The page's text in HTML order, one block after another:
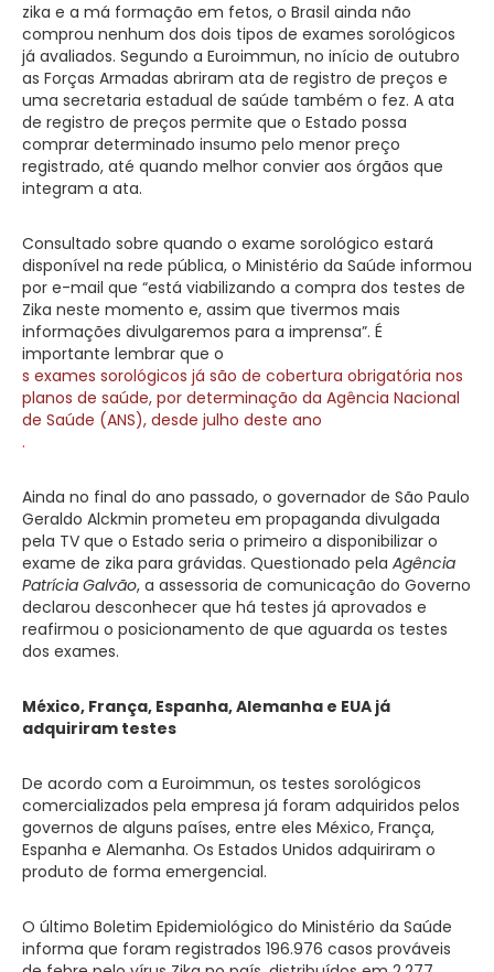
zika e a má formação em fetos, o Brasil ainda não
comprou nenhum dos dois tipos de exames sorológicos
já avaliados. Segundo a Euroimmun, no início de outubro
as Forças Armadas abriram ata de registro de preços e
uma secretaria estadual de saúde também o fez. A ata
de registro de preços permite que o Estado possa
comprar determinado insumo pelo menor preço
registrado, até quando melhor convier aos órgãos que
integram a ata.
Consultado sobre quando o exame sorológico estará
disponível na rede pública, o Ministério da Saúde informou
por e-mail que “está viabilizando a compra dos testes de
Zika neste momento e, assim que tivermos mais
informações divulgaremos para a imprensa”. É
importante lembrar que o
s exames sorológicos já são de cobertura obrigatória nos
planos de saúde, por determinação da Agência Nacional
de Saúde (ANS), desde julho deste ano
.
Ainda no final do ano passado, o governador de São Paulo
Geraldo Alckmin prometeu em propaganda divulgada
pela TV que o Estado seria o primeiro a disponibilizar o
exame de zika para grávidas. Questionado pela Agência
Patrícia Galvão, a assessoria de comunicação do Governo
declarou desconhecer que há testes já aprovados e
reafirmou o posicionamento de que aguarda os testes
dos exames.
México, França, Espanha, Alemanha e EUA já
adquiriram testes
De acordo com a Euroimmun, os testes sorológicos
comercializados pela empresa já foram adquiridos pelos
governos de alguns países, entre eles México, França,
Espanha e Alemanha. Os Estados Unidos adquiriram o
produto de forma emergencial.
O último Boletim Epidemiológico do Ministério da Saúde
informa que foram registrados 196.976 casos prováveis